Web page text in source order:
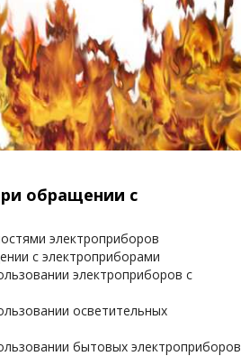
обращении с
электроприборов
с электроприборами
электроприборов с
осветительных
бытовых электроприборов